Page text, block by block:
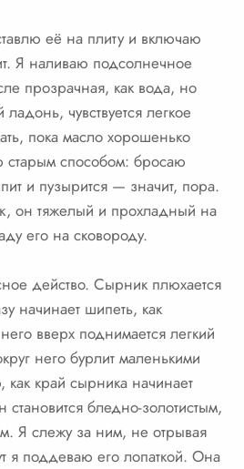
её на плиту и включаю
Я наливаю подсолнечное
прозрачная, как вода, но
чувствуется легкое
пока масло хорошенько
старым способом: бросаю
и пузырится — значит, пора.
он тяжелый и прохладный на
его на сковороду.
действо. Сырник плюхается
начинает шипеть, как
вверх поднимается легкий
него бурлит маленькими
край сырника начинает
становится бледно-золотистым,
Я слежу за ним, не отрывая
я поддеваю его лопаткой. Она